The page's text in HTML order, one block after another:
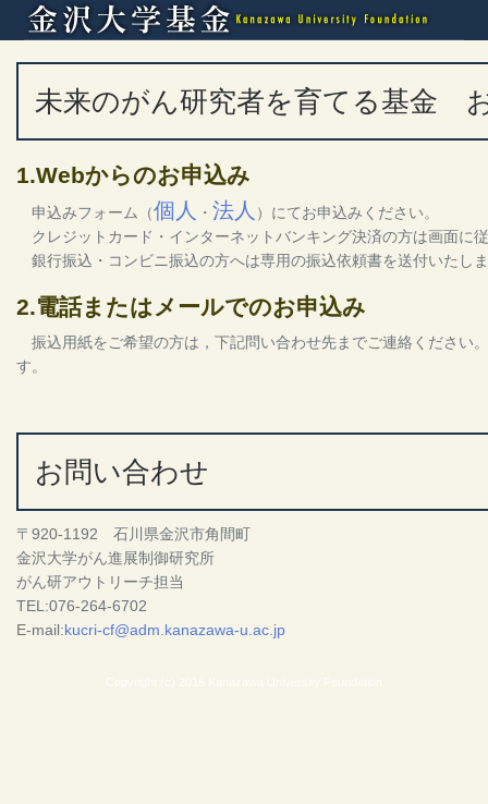
未来のがん研究者を育てる基金
1.Webからのお申込み
申込みフォーム（個人 ・ 法人 ）にてお申込みください。
クレジットカード・インターネットバンキング決済の方は画面に
銀行振込・コンビニ振込の方へは専用の振込依頼書を送付いたし
2.電話またはメールでのお申込み
振込用紙をご希望の方は，下記問い合わせ先までご連絡ください
す。
お問い合わせ
〒920-1192 石川県金沢市角間町
金沢大学がん進展制御研究所
がん研アウトリーチ担当
TEL:076-264-6702
E-mail:kucri-cf@adm.kanazawa-u.ac.jp